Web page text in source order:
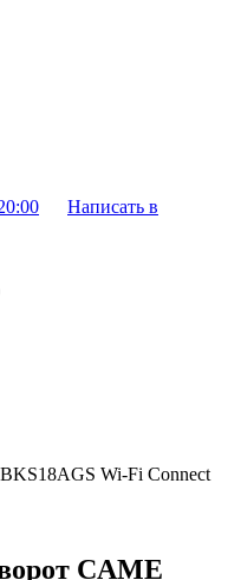
Написать в
Wi-Fi Connect
CAME